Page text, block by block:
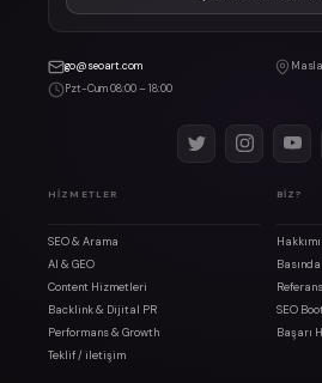
go@seoart.com
Pzt-Cum 08:00 – 18:00
HIZMETLER
SEO & Arama
AI & GEO
Content Hizmetleri
Backlink & Dijital PR
Performans & Growth
Teklif / iletişim
BIZ?
SEO
Başarı